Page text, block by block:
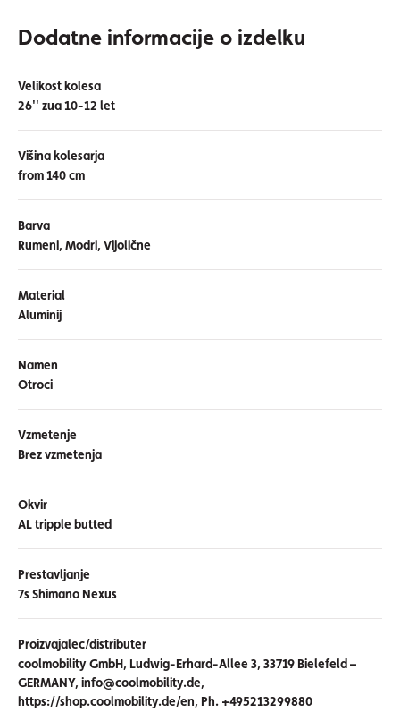
Dodatne informacije o izdelku
Velikost kolesa
26'' zua 10-12 let
Višina kolesarja
from 140 cm
Barva
Rumeni, Modri, Vijolične
Material
Aluminij
Namen
Otroci
Vzmetenje
Brez vzmetenja
Okvir
AL tripple butted
Prestavljanje
7s Shimano Nexus
Proizvajalec/distributer
coolmobility GmbH, Ludwig-Erhard-Allee 3, 33719 Bielefeld –
GERMANY, info@coolmobility.de,
https://shop.coolmobility.de/en, Ph. +495213299880